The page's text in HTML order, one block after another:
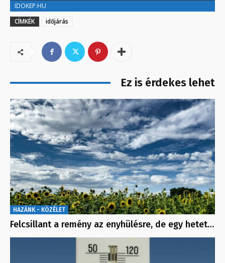
IDOKEP.HU
CÍMKÉK
időjárás
Ez is érdekes lehet
HAZÁNK - KÖZÉLET
Felcsillant a remény az enyhülésre, de egy hetet…